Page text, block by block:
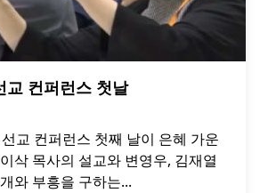
교 컨퍼런스 첫날
교 컨퍼런스 첫째 날이 은혜 가운
삭 목사의 설교와 변영우, 김재열
와 부흥을 구하는...